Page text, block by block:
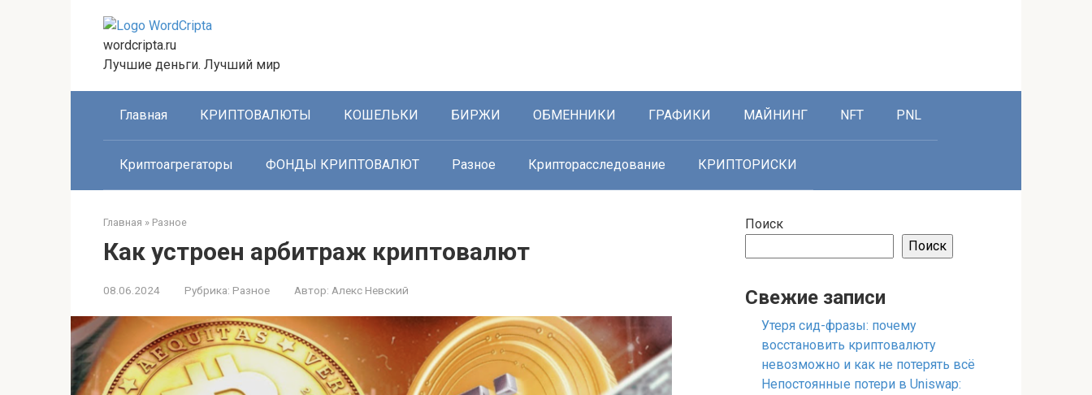
wordcripta.ru
Лучшие деньги. Лучший мир
Главная КРИПТОВАЛЮТЫ КОШЕЛЬКИ БИРЖИ ОБМЕННИКИ ГРАФИКИ МАЙНИНГ NFT PNL
Криптоагрегаторы ФОНДЫ КРИПТОВАЛЮТ Разное Крипторасследование КРИПТОРИСКИ
Главная » Разное
Как устроен арбитраж криптовалют
08.06.2024 Рубрика: Разное Автор: Алекс Невский
Поиск
Поиск
Свежие записи
Утеря сид-фразы: почему
восстановить криптовалюту
невозможно и как не потерять всё
Непостоянные потери в Uniswap: